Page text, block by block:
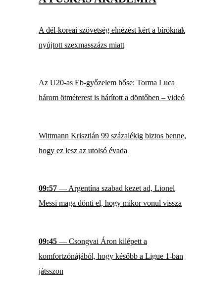
A dél-koreai szövetség elnézést kért a bíróknak
nyújtott szexmasszázs miatt
Az U20-as Eb-győzelem hőse: Torma Luca
három ötméterest is hárított a döntőben – videó
Wittmann Krisztián 99 százalékig biztos benne,
hogy ez lesz az utolsó évada
09:57 — Argentína szabad kezet ad, Lionel
Messi maga dönti el, hogy mikor vonul vissza
09:45 — Csongvai Áron kilépett a
komfortzónájából, hogy később a Ligue 1-ban
játsszon